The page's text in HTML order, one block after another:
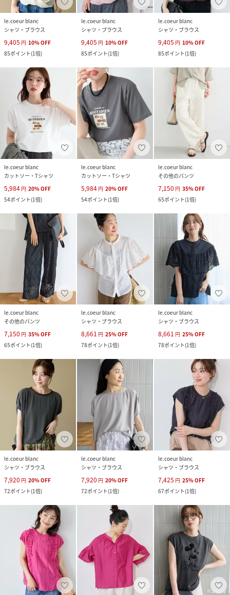
le.coeur blanc
シャツ・ブラウス
9,405 円 10%OFF
85ポイント(1倍)
le.coeur blanc
シャツ・ブラウス
9,405 円 10%OFF
85ポイント(1倍)
le.coeur blanc
シャツ・ブラウス
9,405 円 10%OFF
85ポイント(1倍)
le.coeur blanc
カットソー・Tシャツ
5,984 円 20%OFF
54ポイント(1倍)
le.coeur blanc
カットソー・Tシャツ
5,984 円 20%OFF
54ポイント(1倍)
le.coeur blanc
その他のパンツ
7,150 円 35%OFF
65ポイント(1倍)
le.coeur blanc
その他のパンツ
7,150 円 35%OFF
65ポイント(1倍)
le.coeur blanc
シャツ・ブラウス
8,661 円 25%OFF
78ポイント(1倍)
le.coeur blanc
シャツ・ブラウス
8,661 円 25%OFF
78ポイント(1倍)
le.coeur blanc
シャツ・ブラウス
7,920 円 20%OFF
72ポイント(1倍)
le.coeur blanc
シャツ・ブラウス
7,920 円 20%OFF
72ポイント(1倍)
le.coeur blanc
シャツ・ブラウス
7,425 円 25%OFF
67ポイント(1倍)